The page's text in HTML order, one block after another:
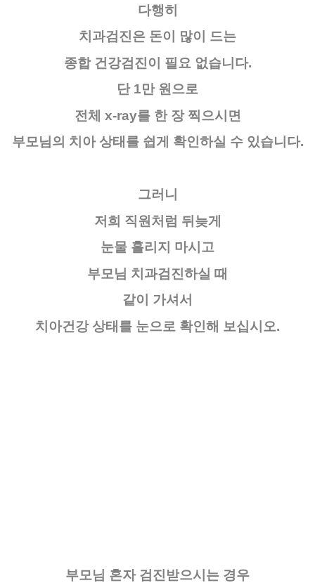
다행히
치과검진은 돈이 많이 드는
종합 건강검진이 필요 없습니다.
단 1만 원으로
전체 x-ray를 한 장 찍으시면
부모님의 치아 상태를 쉽게 확인하실 수 있습니다.
그러니
저희 직원처럼 뒤늦게
눈물 흘리지 마시고
부모님 치과검진하실 때
같이 가셔서
치아건강 상태를 눈으로 확인해 보십시오.
부모님 혼자 검진받으시는 경우